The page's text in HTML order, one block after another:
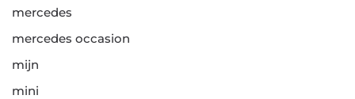
mercedes
mercedes occasion
mijn
mini